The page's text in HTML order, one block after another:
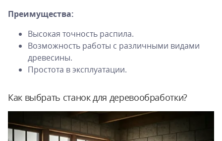
Преимущества:
Высокая точность распила.
Возможность работы с различными видами
древесины.
Простота в эксплуатации.
Как выбрать станок для деревообработки?